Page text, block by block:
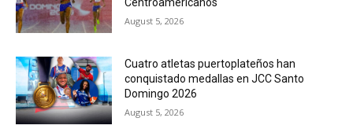
Centroamericanos
August 5, 2026
Cuatro atletas puertoplateños han
conquistado medallas en JCC Santo
Domingo 2026
August 5, 2026